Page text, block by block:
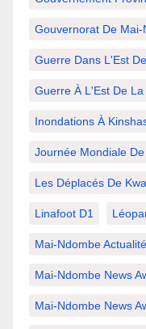
Gouvernorat De Mai-
Guerre Dans L'Est
Guerre À L'Est De La
Inondations À
Journée Mondiale
Les Déplacés De
Linafoot D1
Mai-Ndombe
Mai-Ndombe News
Mai-Ndombe News